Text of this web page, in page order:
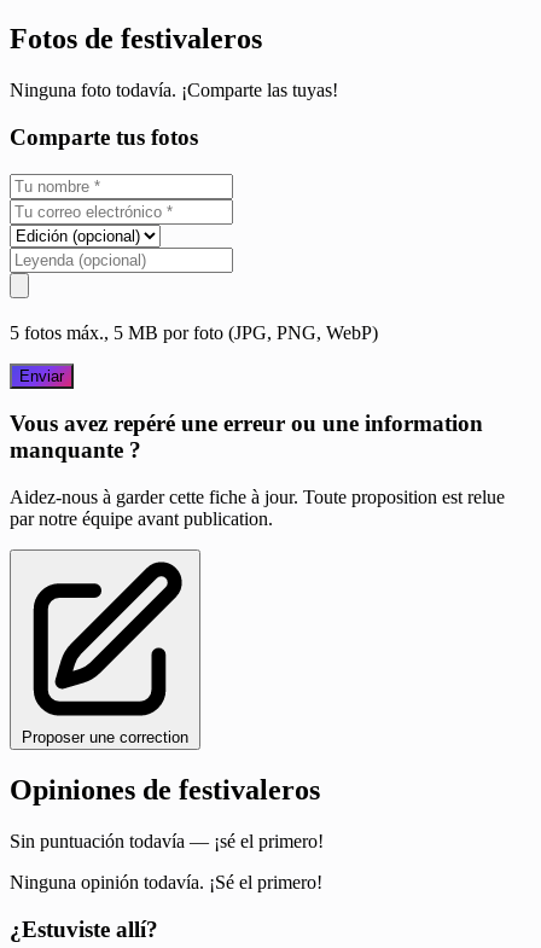
Fotos de festivaleros
Ninguna foto todavía. ¡Comparte las tuyas!
Comparte tus fotos
5 fotos máx., 5 MB por foto (JPG, PNG, WebP)
Enviar
Vous avez repéré une erreur ou une information
manquante ?
Aidez-nous à garder cette fiche à jour. Toute proposition est relue
par notre équipe avant publication.
Proposer une correction
Opiniones de festivaleros
Sin puntuación todavía — ¡sé el primero!
Ninguna opinión todavía. ¡Sé el primero!
¿Estuviste allí?